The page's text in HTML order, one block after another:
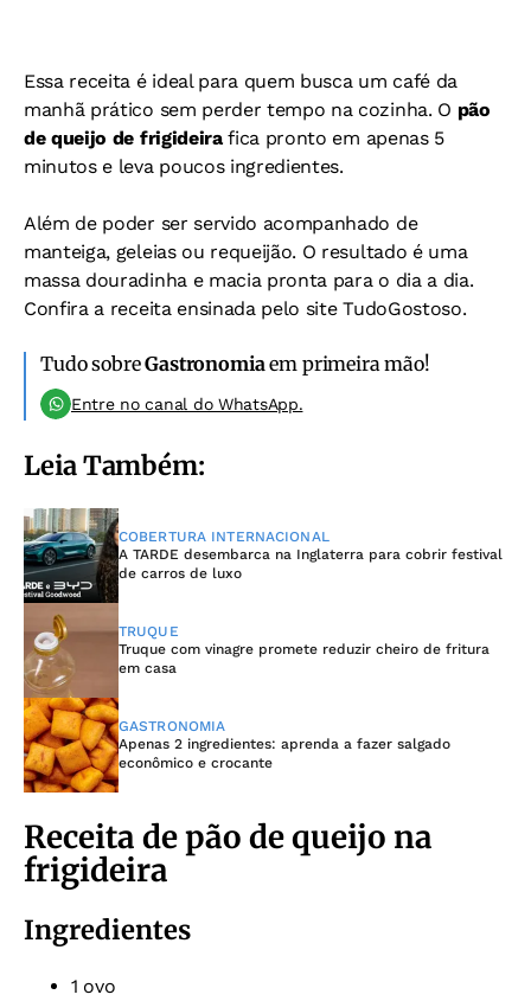
Essa receita é ideal para quem busca um café da
manhã prático sem perder tempo na cozinha. O pão
de queijo de frigideirafica pronto em apenas 5
minutos e leva poucos ingredientes.
Além de poder ser servido acompanhado de
manteiga, geleias ou requeijão. O resultado é uma
massa douradinha e macia pronta para o dia a dia.
Confira a receita ensinada pelo site TudoGostoso.
Tudo sobreGastronomiaem primeira mão!
Entre no canal do WhatsApp.
Leia Também:
COBERTURA INTERNACIONAL
A TARDE desembarca na Inglaterra para cobrir festival
de carros de luxo
TRUQUE
Truque com vinagre promete reduzir cheiro de fritura
em casa
GASTRONOMIA
Apenas 2 ingredientes: aprenda a fazer salgado
econômico e crocante
Receita de pão de queijo na
frigideira
Ingredientes
1 ovo